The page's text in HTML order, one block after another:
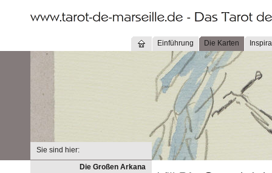
Einführung Die Karten
Sie sind hier:
Die Großen Arkana